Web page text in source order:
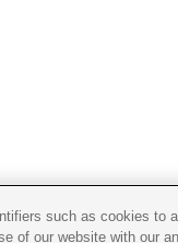
such as cookies to
of our website with our